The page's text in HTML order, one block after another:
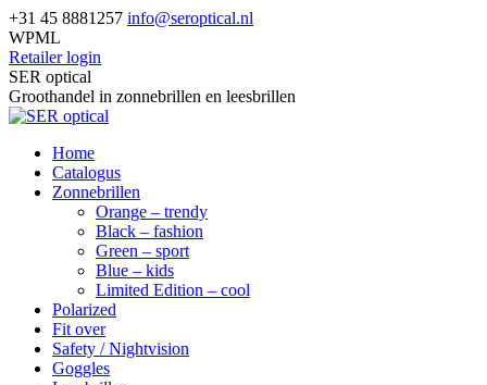
Skip
to
content
+31 45 8881257 info@seroptical.nl
WPML
Retailer login
Facebook
page
opens
new
window
SER optical
Groothandel in zonnebrillen en leesbrillen
Home
Catalogus
Zonnebrillen
Orange – trendy
Black – fashion
Green – sport
Blue – kids
Limited Edition – cool
Polarized
Fit over
Safety / Nightvision
Goggles